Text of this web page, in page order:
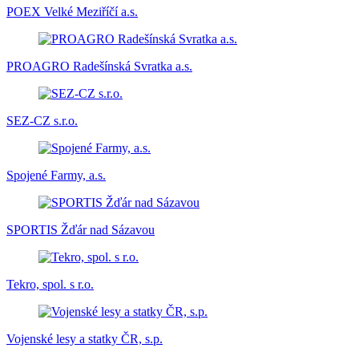
POEX Velké Meziříčí a.s.
PROAGRO Radešínská Svratka a.s.
SEZ-CZ s.r.o.
Spojené Farmy, a.s.
SPORTIS Žďár nad Sázavou
Tekro, spol. s r.o.
Vojenské lesy a statky ČR, s.p.